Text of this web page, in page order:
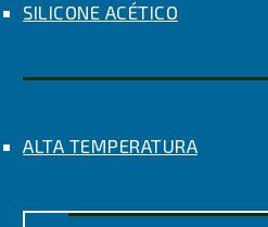
SILICONE ACÉTICO
ALTA TEMPERATURA
ALTA TEMPERATURA CINZA
ALTA TEMPERATURA PRETO